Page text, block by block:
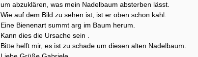
um abzuklären, was mein Nadelbaum absterben lässt.
Wie auf dem Bild zu sehen ist, ist er oben schon kahl.
Eine Bienenart summt arg im Baum herum.
Kann dies die Ursache sein .
Bitte helft mir, es ist zu schade um diesen alten Nadelbaum.